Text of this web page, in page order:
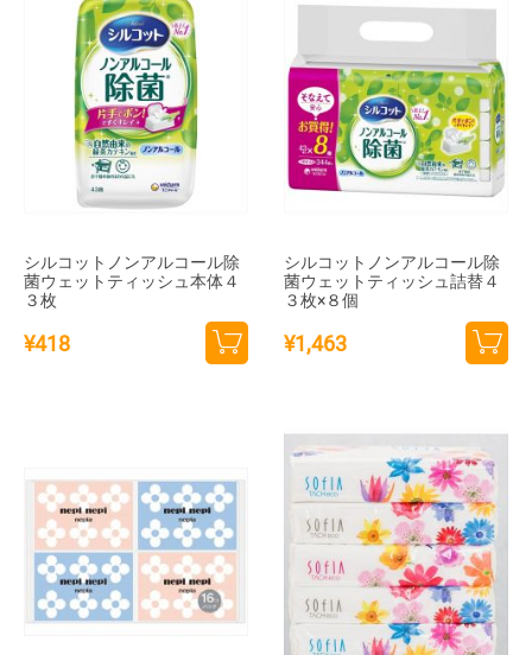
シルコットノンアルコール除
菌ウェットティッシュ本体４
３枚
¥418
シルコットノンアルコール除
菌ウェットティッシュ詰替４
３枚×８個
¥1,463
追加